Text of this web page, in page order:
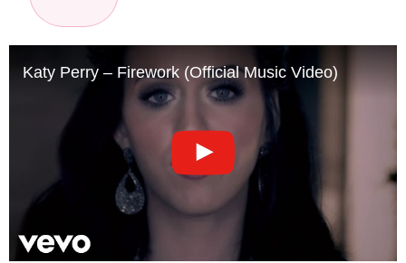
Katy Perry – Firework (Official Music Video)